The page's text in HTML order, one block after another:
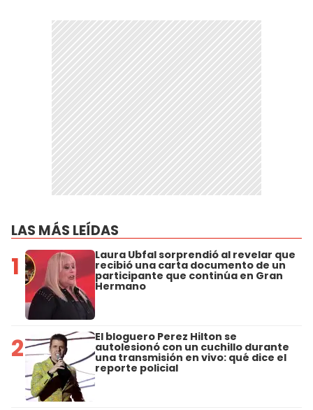
LAS MÁS LEÍDAS
1 Laura Ubfal sorprendió al revelar que
recibió una carta documento de un
participante que continúa en Gran
Hermano
2 El bloguero Perez Hilton se
autolesionó con un cuchillo durante
una transmisión en vivo: qué dice el
reporte policial